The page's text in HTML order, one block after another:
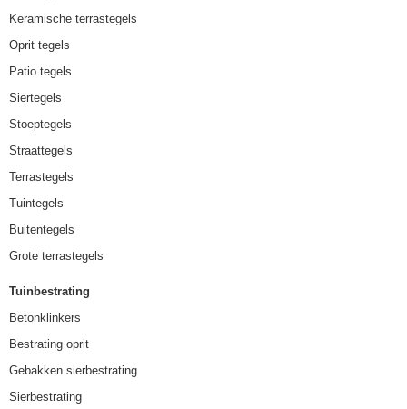
Keramische terrastegels
Oprit tegels
Patio tegels
Siertegels
Stoeptegels
Straattegels
Terrastegels
Tuintegels
Buitentegels
Grote terrastegels
Tuinbestrating
Betonklinkers
Bestrating oprit
Gebakken sierbestrating
Sierbestrating